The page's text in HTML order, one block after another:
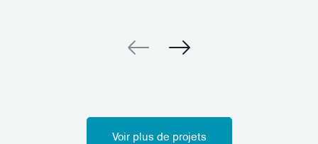
Voir plus de projets